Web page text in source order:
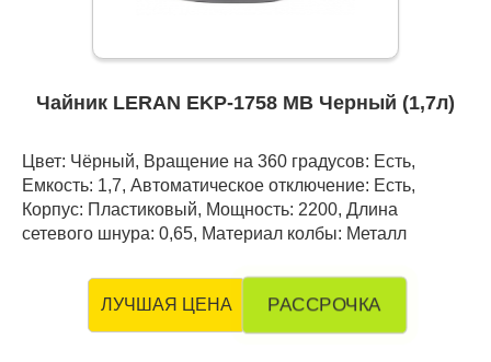
Чайник LERAN EKP-1758 MB Черный (1,7л)
Цвет: Чёрный, Вращение на 360 градусов: Есть,
Емкость: 1,7, Автоматическое отключение: Есть,
Корпус: Пластиковый, Мощность: 2200, Длина
сетевого шнура: 0,65, Материал колбы: Металл
ЛУЧШАЯ ЦЕНА РАССРОЧКА